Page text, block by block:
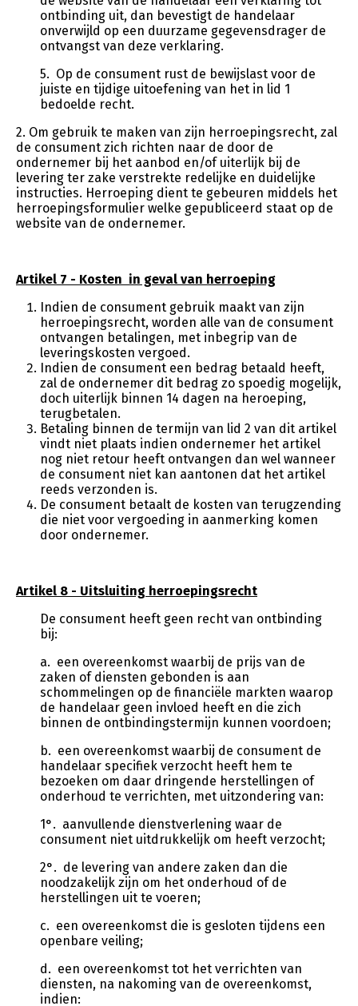
ontbinding uit, dan bevestigt de handelaar
onverwijld op een duurzame gegevensdrager de
ontvangst van deze verklaring.
5. Op de consument rust de bewijslast voor de
juiste en tijdige uitoefening van het in lid 1
bedoelde recht.
2. Om gebruik te maken van zijn herroepingsrecht, zal
de consument zich richten naar de door de
ondernemer bij het aanbod en/of uiterlijk bij de
levering ter zake verstrekte redelijke en duidelijke
instructies. Herroeping dient te gebeuren middels het
herroepingsformulier welke gepubliceerd staat op de
website van de ondernemer.
Artikel 7 - Kosten in geval van herroeping
Indien de consument gebruik maakt van zijn
herroepingsrecht, worden alle van de consument
ontvangen betalingen, met inbegrip van de
leveringskosten vergoed.
Indien de consument een bedrag betaald heeft,
zal de ondernemer dit bedrag zo spoedig mogelijk,
doch uiterlijk binnen 14 dagen na heroeping,
terugbetalen.
Betaling binnen de termijn van lid 2 van dit artikel
vindt niet plaats indien ondernemer het artikel
nog niet retour heeft ontvangen dan wel wanneer
de consument niet kan aantonen dat het artikel
reeds verzonden is.
De consument betaalt de kosten van terugzending
die niet voor vergoeding in aanmerking komen
door ondernemer.
Artikel 8 - Uitsluiting herroepingsrecht
De consument heeft geen recht van ontbinding
bij:
a. een overeenkomst waarbij de prijs van de
zaken of diensten gebonden is aan
schommelingen op de financiële markten waarop
de handelaar geen invloed heeft en die zich
binnen de ontbindingstermijn kunnen voordoen;
b. een overeenkomst waarbij de consument de
handelaar specifiek verzocht heeft hem te
bezoeken om daar dringende herstellingen of
onderhoud te verrichten, met uitzondering van:
1°. aanvullende dienstverlening waar de
consument niet uitdrukkelijk om heeft verzocht;
2°. de levering van andere zaken dan die
noodzakelijk zijn om het onderhoud of de
herstellingen uit te voeren;
c. een overeenkomst die is gesloten tijdens een
openbare veiling;
d. een overeenkomst tot het verrichten van
diensten, na nakoming van de overeenkomst,
indien: